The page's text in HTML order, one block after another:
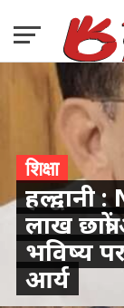
शिक्षा
हल्द्वानी
लाख
भविष्य
आर्य